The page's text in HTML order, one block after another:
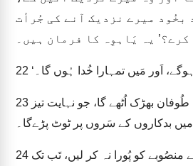
بخُود میرے نزدیک آنے کی جُرأت
کرے؟’ یہ یَاہوِہ کا فرمان ہیں۔
22
23
بدکاروں کے سَروں پر ٹوٹ پڑےگا۔
24